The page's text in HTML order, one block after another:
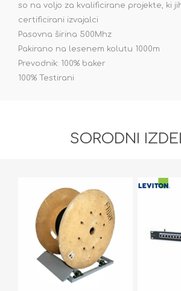
so na voljo za kvalificirane projekte, ki
certificirani izvajalci
Pasovna širina 500Mhz
Pakirano na lesenem kolutu 1000m
Prevodnik: 100% baker
100% Testirani
SORODNI